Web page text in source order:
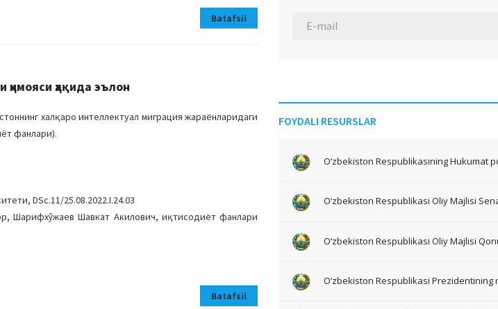
Batafsil
ҳақида эълон
халқаро интеллектуал миграция жараёнларидаги
фанлари).
DSc.11/25.08.2022.I.24.03
Шарифхўжаев Шавкат Акилович, иқтисодиёт фанлари
Batafsil
FOYDALI RESURSLAR
O‘zbekiston Respublikasining Hukumat
O‘zbekiston Respublikasi Oliy Majlisi
O‘zbekiston Respublikasi Oliy Majlisi
O‘zbekiston Respublikasi Prezidentining